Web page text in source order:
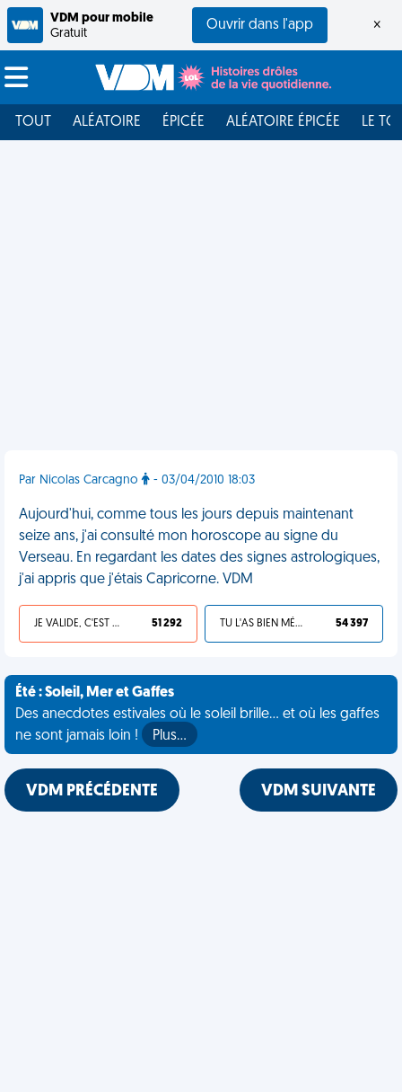
VDM pour mobile
Gratuit
Ouvrir dans l'app ×
TOUT ALÉATOIRE ÉPICÉE ALÉATOIRE ÉPICÉE LE
Par Nicolas Carcagno - 03/04/2010 18:03
Aujourd'hui, comme tous les jours depuis maintenant
seize ans, j'ai consulté mon horoscope au signe du
Verseau. En regardant les dates des signes astrologiques,
j'ai appris que j'étais Capricorne. VDM
JE VALIDE, C'EST UNE VDM 51 292 TU L'AS BIEN MÉRITÉ 54 397
Été : Soleil, Mer et Gaffes
Des anecdotes estivales où le soleil brille... et où les gaffes
ne sont jamais loin !
Plus…
VDM PRÉCÉDENTE VDM SUIVANTE